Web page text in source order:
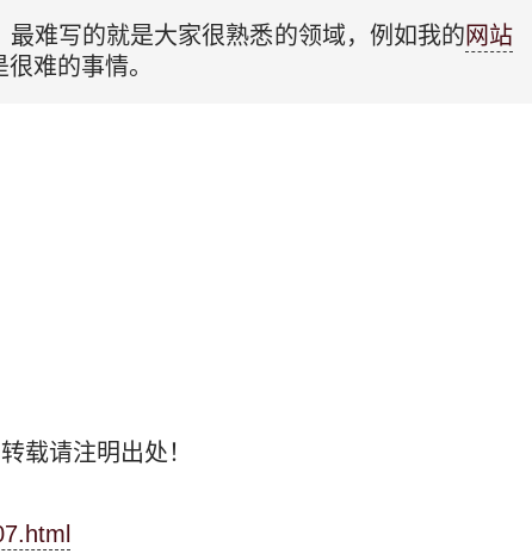
难写的就是大家很熟悉的领域，例如我的网站
难的事情。
载请注明出处！